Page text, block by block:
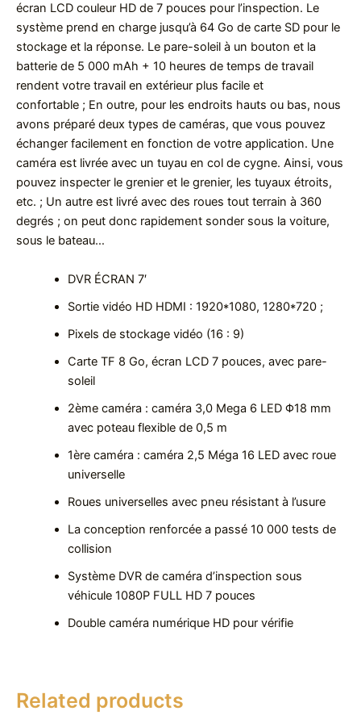
écran LCD couleur HD de 7 pouces pour l’inspection. Le
système prend en charge jusqu’à 64 Go de carte SD pour le
stockage et la réponse. Le pare-soleil à un bouton et la
batterie de 5 000 mAh + 10 heures de temps de travail
rendent votre travail en extérieur plus facile et
confortable ; En outre, pour les endroits hauts ou bas, nous
avons préparé deux types de caméras, que vous pouvez
échanger facilement en fonction de votre application. Une
caméra est livrée avec un tuyau en col de cygne. Ainsi, vous
pouvez inspecter le grenier et le grenier, les tuyaux étroits,
etc. ; Un autre est livré avec des roues tout terrain à 360
degrés ; on peut donc rapidement sonder sous la voiture,
sous le bateau…
DVR ÉCRAN 7′
Sortie vidéo HD HDMI : 1920*1080, 1280*720 ;
Pixels de stockage vidéo (16 : 9)
Carte TF 8 Go, écran LCD 7 pouces, avec pare-
soleil
2ème caméra : caméra 3,0 Mega 6 LED Φ18 mm
avec poteau flexible de 0,5 m
1ère caméra : caméra 2,5 Méga 16 LED avec roue
universelle
Roues universelles avec pneu résistant à l’usure
La conception renforcée a passé 10 000 tests de
collision
Système DVR de caméra d’inspection sous
véhicule 1080P FULL HD 7 pouces
Double caméra numérique HD pour vérifie
Related products